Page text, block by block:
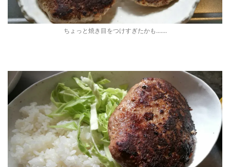
ちょっと焼き目をつけすぎたかも.......